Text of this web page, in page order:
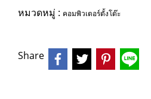
หมวดหมู่ : คอมพิวเตอร์ตั้งโต๊ะ
Share